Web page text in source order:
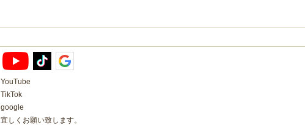
YouTube
TikTok
google
宜しくお願い致します。